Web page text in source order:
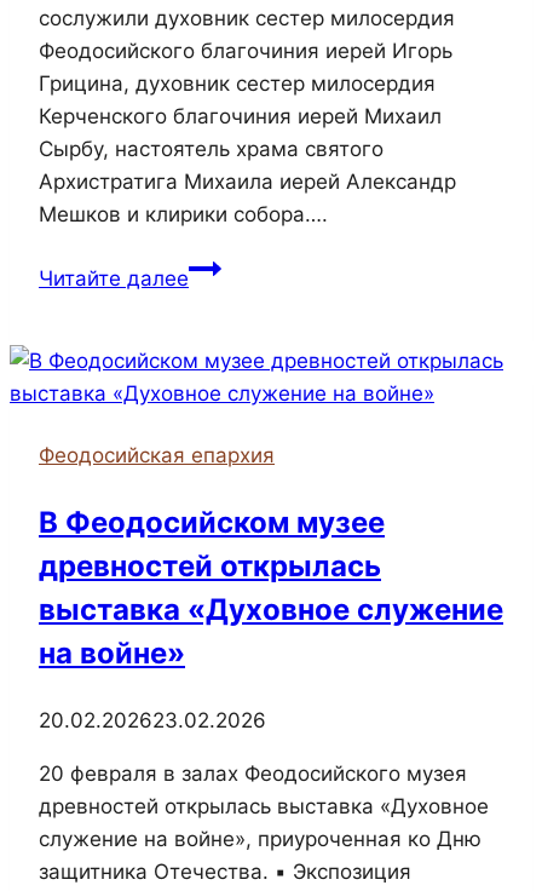
сослужили духовник сестер милосердия
Феодосийского благочиния иерей Игорь
Грицина, духовник сестер милосердия
Керченского благочиния иерей Михаил
Сырбу, настоятель храма святого
Архистратига Михаила иерей Александр
Мешков и клирики собора….
Читайте далееЕпископ
Божественную
литургию
Казанском
Феодосийская епархия
В Феодосийском музее
древностей открылась
выставка «Духовное служение
на войне»
20.02.202623.02.2026
20 февраля в залах Феодосийского музея
древностей открылась выставка «Духовное
служение на войне», приуроченная ко Дню
защитника Отечества. ▪️ Экспозиция